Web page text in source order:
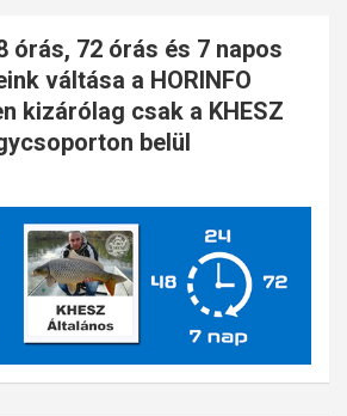
órás, 72 órás és 7 napos
váltása a HORINFO
kizárólag csak a KHESZ
belül